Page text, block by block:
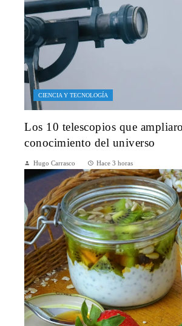
CIENCIA Y TECNOLOGÍA
Los 10 telescopios que
conocimiento del universo
Hugo Carrasco Hace 3 horas